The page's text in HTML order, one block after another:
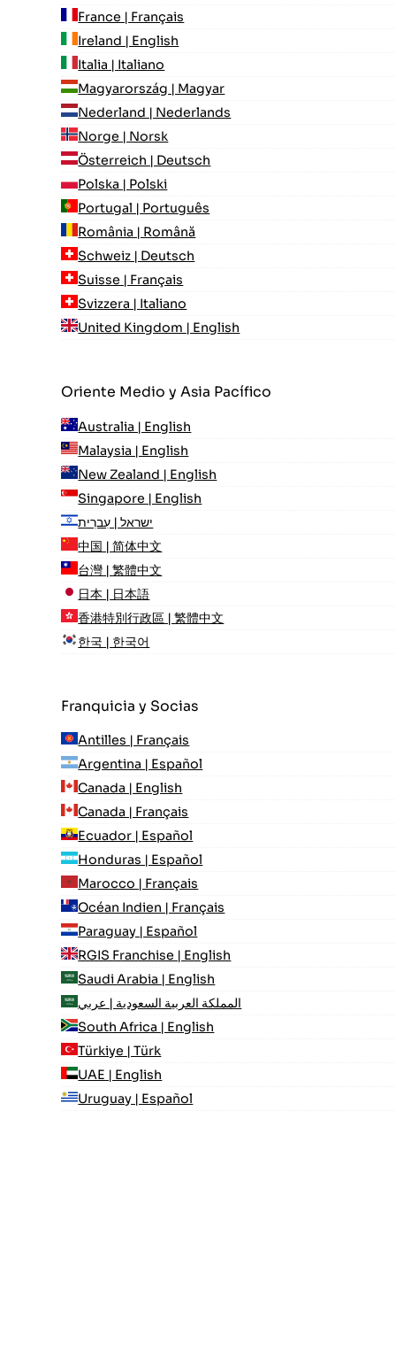
France | Français
Ireland | English
Italia | Italiano
Magyarország | Magyar
Nederland | Nederlands
Norge | Norsk
Österreich | Deutsch
Polska | Polski
Portugal | Português
România | Română
Schweiz | Deutsch
Suisse | Français
Svizzera | Italiano
United Kingdom | English
Oriente Medio y Asia Pacífico
Australia | English
Malaysia | English
New Zealand | English
Singapore | English
ישראל | עִברִית
中国 | 简体中文
台灣 | 繁體中文
日本 | 日本語
香港特別行政區 | 繁體中文
한국 | 한국어
Franquicia y Socias
Antilles | Français
Argentina | Español
Canada | English
Canada | Français
Ecuador | Español
Honduras | Español
Marocco | Français
Océan Indien | Français
Paraguay | Español
RGIS Franchise | English
Saudi Arabia | English
المملكة العربية السعودية | عربي
South Africa | English
Türkiye | Türk
UAE | English
Uruguay | Español